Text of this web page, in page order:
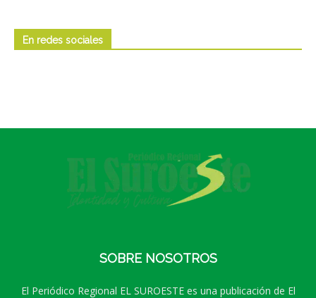
En redes sociales
SOBRE NOSOTROS
El Periódico Regional EL SUROESTE es una publicación de El